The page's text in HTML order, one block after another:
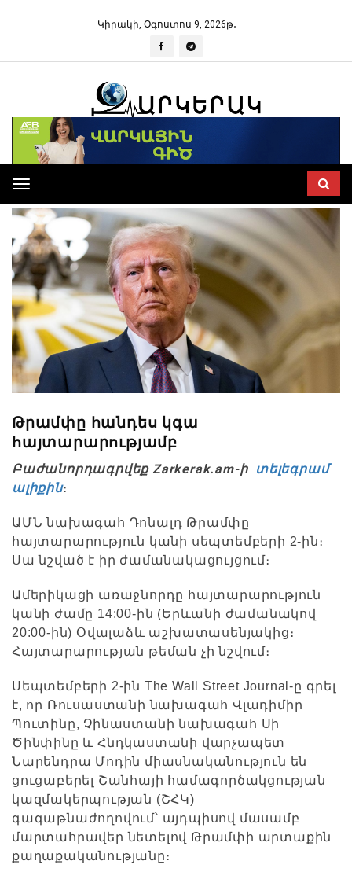
Կիրակի, Օգոստոս 9, 2026թ․
Toggle
navigation
Թրամփը հանդես կգա
հայտարարությամբ
Բաժանորդագրվեք Zarkerak.am-ի տելեգրամ
ալիքին։
ԱՄՆ նախագահ Դոնալդ Թրամփը
հայտարարություն կանի սեպտեմբերի 2-ին։
Սա նշված է իր ժամանակացույցում։
Ամերիկացի առաջնորդը հայտարարություն
կանի ժամը 14:00-ին (Երևանի ժամանակով
20:00-ին) Օվալաձև աշխատասենյակից։
Հայտարարության թեման չի նշվում։
Սեպտեմբերի 2-ին The Wall Street Journal-ը գրել
է, որ Ռուսաստանի նախագահ Վլադիմիր
Պուտինը, Չինաստանի նախագահ Սի
Ծինփինը և Հնդկաստանի վարչապետ
Նարենդրա Մոդին միասնականություն են
ցուցաբերել Շանհայի համագործակցության
կազմակերպության (ՇՀԿ)
գագաթնաժողովում՝ այդպիսով մասամբ
մարտահրավեր նետելով Թրամփի արտաքին
քաղաքականությանը։